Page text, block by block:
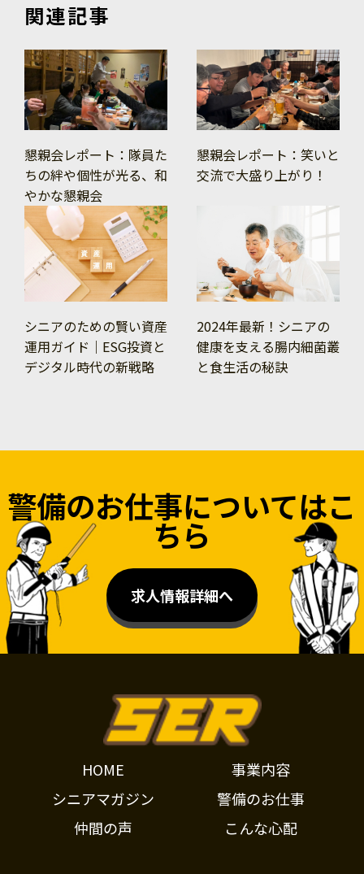
関連記事
懇親会レポート：隊員た
ちの絆や個性が光る、和
やかな懇親会
懇親会レポート：笑いと
交流で大盛り上がり！
シニアのための賢い資産
運用ガイド｜ESG投資と
デジタル時代の新戦略
2024年最新！シニアの
健康を支える腸内細菌叢
と食生活の秘訣
警備のお仕事についてはこ
ちら
求人情報詳細へ
HOME
事業内容
シニアマガジン
警備のお仕事
仲間の声
こんな心配